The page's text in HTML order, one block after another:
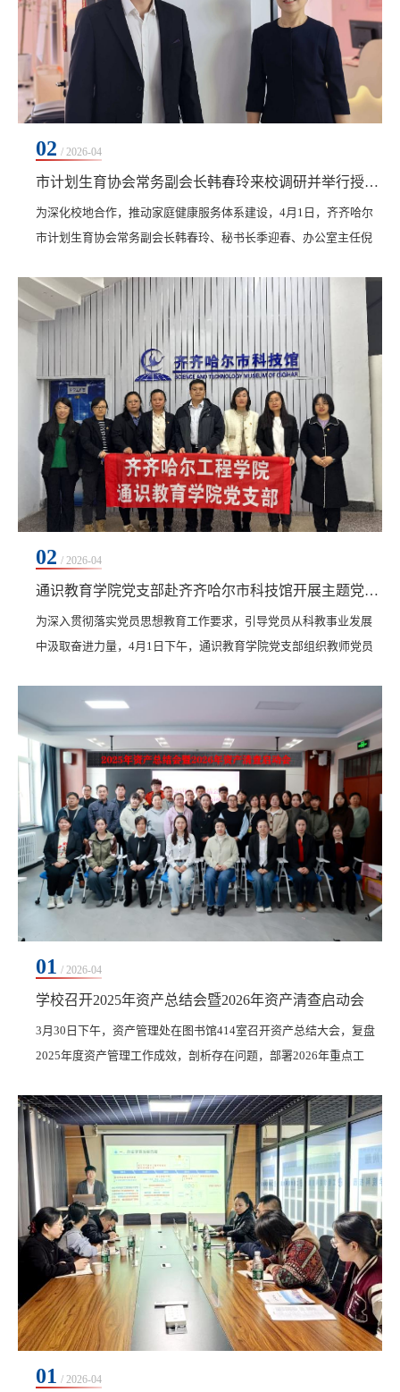
02 / 2026-04
市计划生育协会常务副会长韩春玲来校调研并举行授牌仪式
​为深化校地合作，推动家庭健康服务体系建设，4月1日，齐齐哈尔
市计划生育协会常务副会长韩春玲、秘书长季迎春、办公室主任倪
相关负责人和街道社区同志一行莅临我校调研指导。我校创业学院
院长、齐工产教集团经理、医学院产业副院长单大海及医学院相关
负责人陪同调研并参加座谈。韩春玲一行实地走访了我校产教融合
基地。详细了解依托医学院助产学专业优势，在儿童...
02 / 2026-04
通识教育学院党支部赴齐齐哈尔市科技馆开展主题党日活动
为深入贯彻落实党员思想教育工作要求，引导党员从科教事业发展
中汲取奋进力量，4月1日下午，通识教育学院党支部组织教师党员
主题党日活动，此次活动由党支部书记张洪岩带队，支部全体党员
参加。​市科技馆馆长顾忠军介绍了科技馆的功能布局、展陈设计及
科教资源建设情况，通过现场考察，学校教师深入了解了场馆在科
普教育、科教融合及研学实践等方面的建设成效与...
01 / 2026-04
学校召开2025年资产总结会暨2026年资产清查启动会
3月30日下午，资产管理处在图书馆414室召开资产总结大会，复盘
2025年度资产管理工作成效，剖析存在问题，部署2026年重点工
参会。张磊在资产管理工作的总结报告中，全面回顾了2025年度在
制度建设、资产清查、设备验收、队伍建设等方面的重点工作与成
效。同时，深入分析了当前存在的问题，并提出相应改进措施。报
告明确，2026年将以提升资产使用效益、服务申硕建设为...
01 / 2026-04